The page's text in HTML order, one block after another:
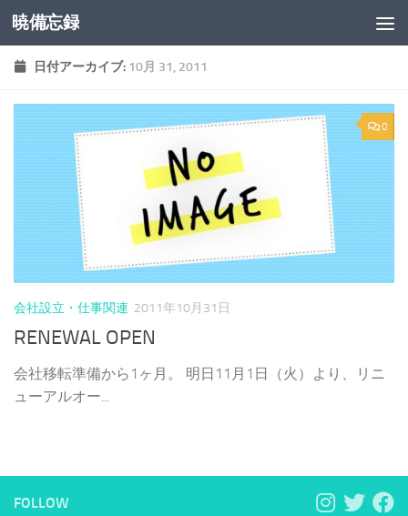
コンテンツへスキップ
暁備忘録
日付アーカイブ: 10月 31, 2011
0
会社設立・仕事関連 2011年10月31日
RENEWAL OPEN
会社移転準備から1ヶ月。 明日11月1日（火）より、リニ
ューアルオー...
FOLLOW